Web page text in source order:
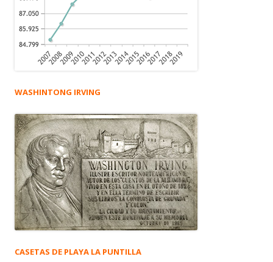
WASHINTONG IRVING
CASETAS DE PLAYA LA PUNTILLA